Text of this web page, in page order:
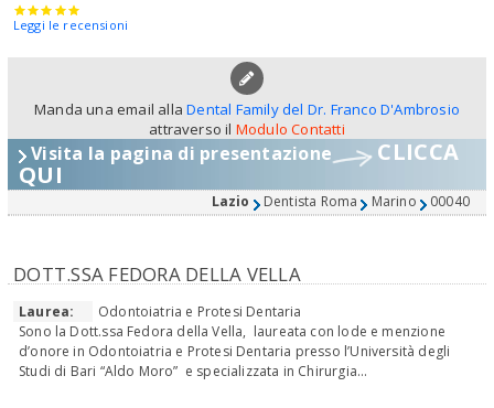
Leggi le recensioni
Manda una email allaDental Family del Dr. Franco D'Ambrosio
attraverso il Modulo Contatti
Visita la pagina di presentazione CLICCA
QUI
Lazio Dentista Roma Marino 00040
DOTT.SSA FEDORA DELLA VELLA
Laurea:
Odontoiatria e Protesi Dentaria
Sono la Dott.ssa Fedora della Vella, laureata con lode e menzione
d’onore in Odontoiatria e Protesi Dentaria presso l’Università degli
Studi di Bari “Aldo Moro” e specializzata in Chirurgia...